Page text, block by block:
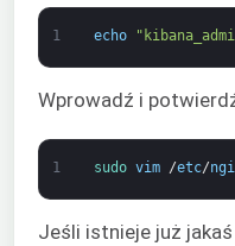
1 echo
Wprowadź i
1 sudo vim /etc/
Jeśli istnieje już